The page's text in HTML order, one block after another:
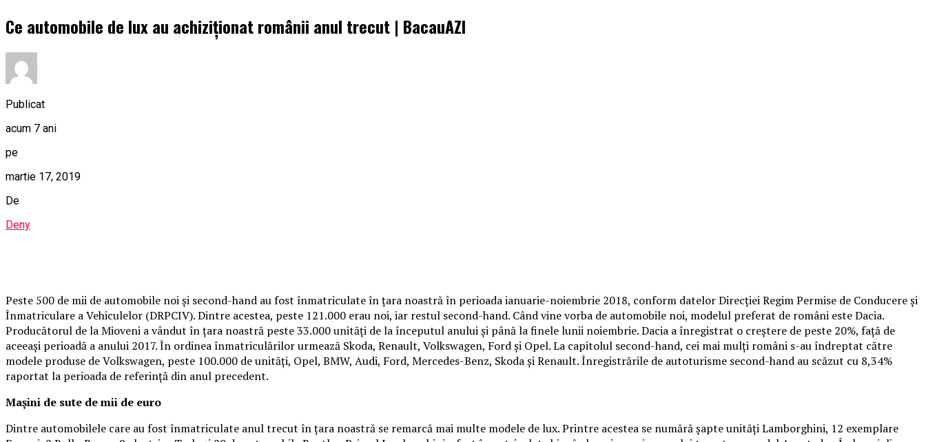
Ce automobile de lux au achiziționat românii anul trecut | BacauAZI
Publicat
acum 7 ani
pe
martie 17, 2019
De
Deny
Peste 500 de mii de automobile noi și second-hand au fost înmatriculate în țara noastră în perioada ianuarie-noiembrie 2018, conform datelor Direcţiei Regim Permise de Conducere şi
Înmatriculare a Vehiculelor (DRPCIV). Dintre acestea, peste 121.000 erau noi, iar restul second-hand. Când vine vorba de automobile noi, modelul preferat de români este Dacia.
Producătorul de la Mioveni a vândut în țara noastră peste 33.000 unități de la începutul anului și până la finele lunii noiembrie. Dacia a înregistrat o creștere de peste 20%, față de
aceeași perioadă a anului 2017. În ordinea înmatriculărilor urmează Skoda, Renault, Volkswagen, Ford și Opel. La capitolul second-hand, cei mai mulți români s-au îndreptat către
modele produse de Volkswagen, peste 100.000 de unități, Opel, BMW, Audi, Ford, Mercedes-Benz, Skoda și Renault. Înregistrările de autoturisme second-hand au scăzut cu 8,34%
raportat la perioada de referinţă din anul precedent.
Mașini de sute de mii de euro
Dintre automobilele care au fost înmatriculate anul trecut în țara noastră se remarcă mai multe modele de lux. Printre acestea se numără șapte unități Lamborghini, 12 exemplare